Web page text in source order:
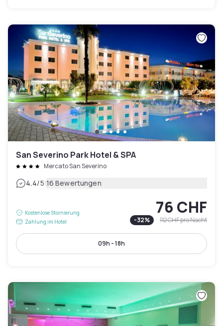
San Severino Park Hotel & SPA
Mercato San Severino
4.4/5|16 Bewertungen
Kostenlose Stornierung
Zahlung im Hotel
76 CHF
-32% 112 CHFpro Nacht
09h - 18h